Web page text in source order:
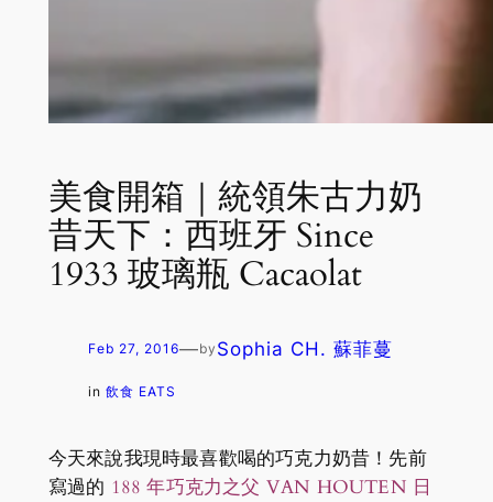
美食開箱｜統領朱古力奶
昔天下：西班牙 Since
1933 玻璃瓶 Cacaolat
Feb 27, 2016—by Sophia CH. 蘇菲蔓
in 飲食 EATS
今天來說我現時最喜歡喝的巧克力奶昔！先前
寫過的 188 年巧克力之父 VAN HOUTEN 日